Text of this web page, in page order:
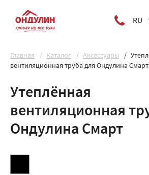
RU
Главная Каталог Аксессуары
вентиляционная труба для Ондулина Смарт
Утеплённая
вентиляционная
Ондулина Смарт